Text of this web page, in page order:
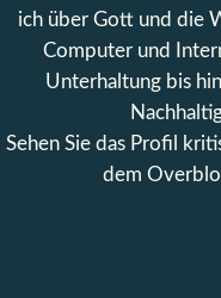
ich über Gott und die
Computer und
Unterhaltung bis
Sehen Sie das Profil
dem